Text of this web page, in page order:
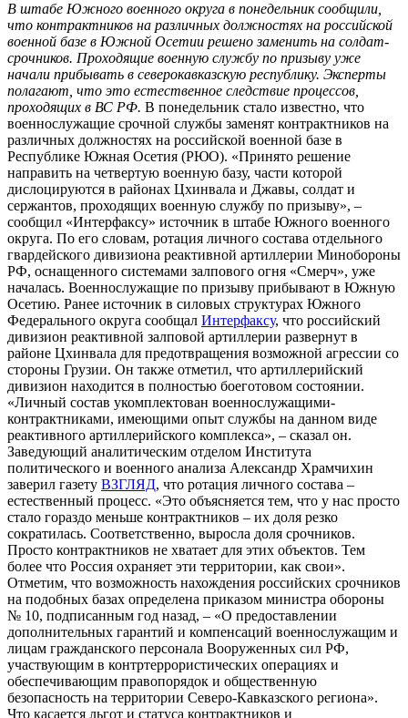
В штабе Южного военного округа в понедельник сообщили,
что контрактников на различных должностях на российской
военной базе в Южной Осетии решено заменить на солдат-
срочников. Проходящие военную службу по призыву уже
начали прибывать в северокавказскую республику. Эксперты
полагают, что это естественное следствие процессов,
проходящих в ВС РФ. В понедельник стало известно, что
военнослужащие срочной службы заменят контрактников на
различных должностях на российской военной базе в
Республике Южная Осетия (РЮО). «Принято решение
направить на четвертую военную базу, части которой
дислоцируются в районах Цхинвала и Джавы, солдат и
сержантов, проходящих военную службу по призыву», –
сообщил «Интерфаксу» источник в штабе Южного военного
округа. По его словам, ротация личного состава отдельного
гвардейского дивизиона реактивной артиллерии Минобороны
РФ, оснащенного системами залпового огня «Смерч», уже
началась. Военнослужащие по призыву прибывают в Южную
Осетию. Ранее источник в силовых структурах Южного
Федерального округа сообщал Интерфаксу, что российский
дивизион реактивной залповой артиллерии развернут в
районе Цхинвала для предотвращения возможной агрессии со
стороны Грузии. Он также отметил, что артиллерийский
дивизион находится в полностью боеготовом состоянии.
«Личный состав укомплектован военнослужащими-
контрактниками, имеющими опыт службы на данном виде
реактивного артиллерийского комплекса», – сказал он.
Заведующий аналитическим отделом Института
политического и военного анализа Александр Храмчихин
заверил газету ВЗГЛЯД, что ротация личного состава –
естественный процесс. «Это объясняется тем, что у нас просто
стало гораздо меньше контрактников – их доля резко
сократилась. Соответственно, выросла доля срочников.
Просто контрактников не хватает для этих объектов. Тем
более что Россия охраняет эти территории, как свои».
Отметим, что возможность нахождения российских срочников
на подобных базах определена приказом министра обороны
№ 10, подписанным год назад, – «О предоставлении
дополнительных гарантий и компенсаций военнослужащим и
лицам гражданского персонала Вооруженных сил РФ,
участвующим в контртеррористических операциях и
обеспечивающим правопорядок и общественную
безопасность на территории Северо-Кавказского региона».
Что касается льгот и статуса контрактников и